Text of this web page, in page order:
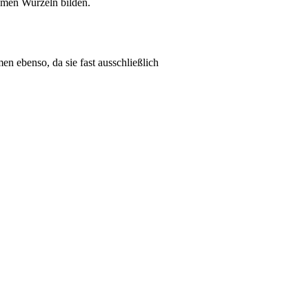
Wurzeln bilden.
ebenso, da sie fast ausschließlich